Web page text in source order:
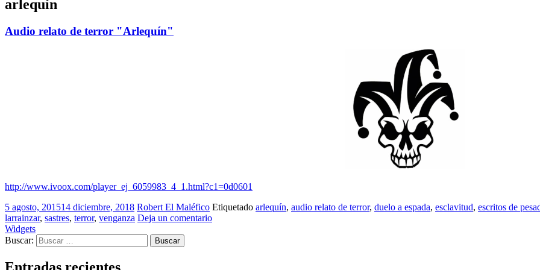
arlequín
Audio relato de terror "Arlequín"
http://www.ivoox.com/player_ej_6059983_4_1.html?c1=0d0601
5 agosto, 201514 diciembre, 2018 Robert El Maléfico Etiquetado arlequín, audio relato de terror, duelo a espada, esclavitud, escritos de
larrainzar, sastres, terror, venganza Deja un comentario
Widgets
Buscar: